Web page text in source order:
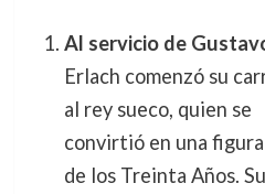
Al servicio de
Erlach comenzó su
al rey sueco, quien se
convirtió en una
de los Treinta Años. Su